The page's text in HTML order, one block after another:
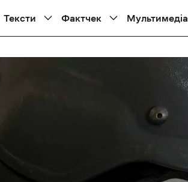
Тексти Фактчек Мультимедіа